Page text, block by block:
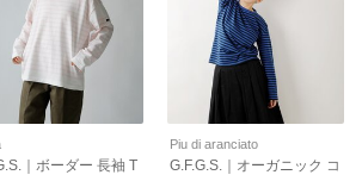
｜ボーダー 長袖 T
Piu di aranciato
G.F.G.S.｜オーガニック コ